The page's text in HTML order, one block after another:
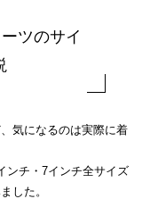
ツのサイ
気になるのは実際に着
ンチ・7インチ全サイズ
した。